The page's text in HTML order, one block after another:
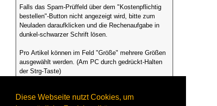
Diese Webseite nutzt Cookies, um
Falls das Spam-Prüffeld über dem "Kostenpflichtig
bestellen"-Button nicht angezeigt wird, bitte zum
Neuladen daraufklicken und die Rechenaufgabe in
dunkel-schwarzer Schrift lösen.
Pro Artikel können im Feld "Größe" mehrere Größen
ausgewählt werden. (Am PC durch gedrückt-Halten
der Strg-Taste)
Bestellmengen gewünscht sein (bspw. 1x Gr. L und 2